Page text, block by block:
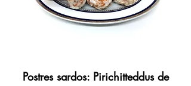
Postres sardos: Pirichitteddus de